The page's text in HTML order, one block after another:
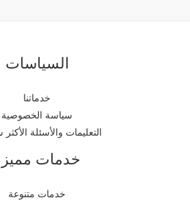
السياسات
خدماتنا
سياسة الخصوصية
التعليمات والأسئلة
خدمات
خدمات متنوعة